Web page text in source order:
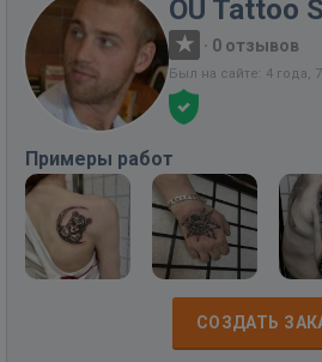
OÜ Tattoo
· 0 отзывов
Был на сайте: 4 года,
Примеры работ
СОЗДАТЬ